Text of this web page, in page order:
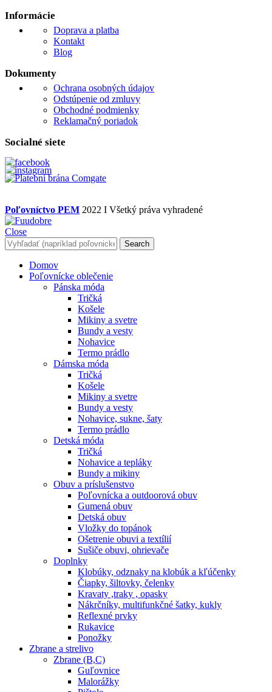
Informácie
Doprava a platba
Kontakt
Blog
Dokumenty
Ochrana osobných údajov
Odstúpenie od zmluvy
Obchodné podmienky
Reklamačný poriadok
Socialné siete
Poľovníctvo PEM 2022 I Všetký práva vyhradené
Close
Search
Domov
Poľovnícke oblečenie
Pánska móda
Tričká
Košele
Mikiny a svetre
Bundy a vesty
Nohavice
Termo prádlo
Dámska móda
Tričká
Košele
Mikiny a svetre
Bundy a vesty
Nohavice, sukne, šaty
Termo prádlo
Detská móda
Tričká
Nohavice a tepláky
Bundy a mikiny
Obuv a príslušenstvo
Poľovnícka a outdoorová obuv
Gumená obuv
Detská obuv
Vložky do topánok
Ošetrenie obuvi a textílií
Sušiče obuvi, ohrievače
Doplnky
Klobúky, odznaky na klobúk a kľúčenky
Čiapky, šiltovky, čelenky
Kravaty ,traky , opasky
Nákrčníky, multifunkčné šatky, kukly
Reflexné prvky
Rukavice
Ponožky
Zbrane a strelivo
Zbrane (B,C)
Guľovnice
Malorážky